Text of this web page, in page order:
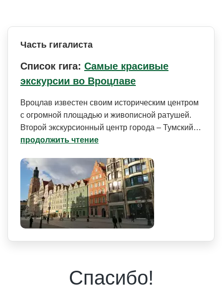
Часть гигалиста
Список гига: Самые красивые
экскурсии во Вроцлаве
Вроцлав известен своим историческим центром
с огромной площадью и живописной ратушей.
Второй экскурсионный центр города – Тумский…
продолжить чтение
Спасибо!